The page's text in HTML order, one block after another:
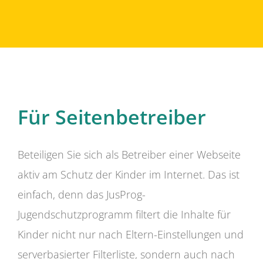
Für Seitenbetreiber
Beteiligen Sie sich als Betreiber einer Webseite
aktiv am Schutz der Kinder im Internet. Das ist
einfach, denn das JusProg-
Jugendschutzprogramm filtert die Inhalte für
Kinder nicht nur nach Eltern-Einstellungen und
serverbasierter Filterliste, sondern auch nach